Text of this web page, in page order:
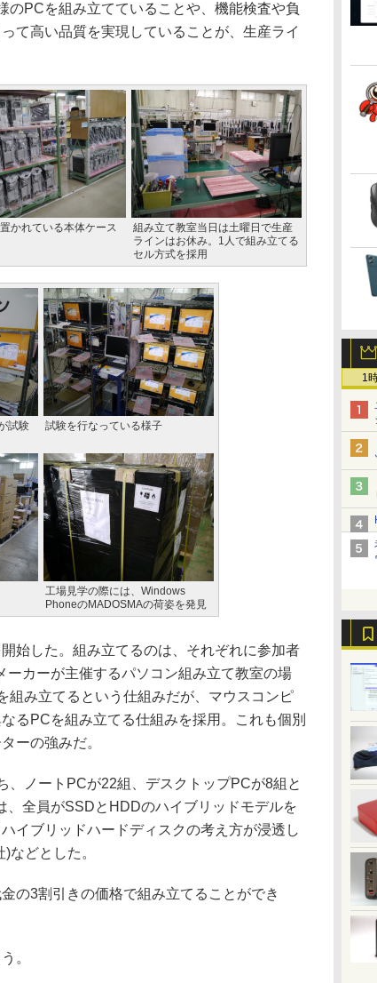
1
PCを組み立てていることや、機能検査や負
て高い品質を実現していることが、生産ライ
かれている本体ケース
組み立て教室当日は土曜日で生産
ラインはお休み。1人で組み立てる
セル方式を採用
試験
試験を行なっている様子
工場見学の際には、Windows
PhoneのMADOSMAの荷姿を発見
始した。組み立てるのは、それぞれに参加者
ーカーが主催するパソコン組み立て教室の場
組み立てるという仕組みだが、マウスコンピ
るPCを組み立てる仕組みを採用。これも個別
ーの強みだ。
ノートPCが22組、デスクトップPCが8組と
、全員がSSDとHDDのハイブリッドモデルを
イブリッドハードディスクの考え方が浸透し
などとした。
の3割引きの価格で組み立てることができ
。